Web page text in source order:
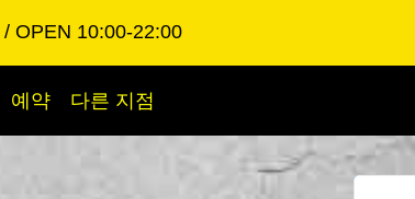
OPEN 10:00-22:00
예약 다른 지점